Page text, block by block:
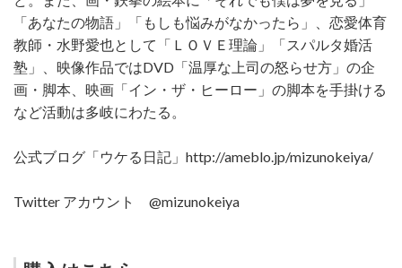
「あなたの物語」「もしも悩みがなかったら」、恋愛体育
教師・水野愛也として「ＬＯＶＥ理論」「スパルタ婚活
塾」、映像作品ではDVD「温厚な上司の怒らせ方」の企
画・脚本、映画「イン・ザ・ヒーロー」の脚本を手掛ける
など活動は多岐にわたる。
公式ブログ「ウケる日記」http://ameblo.jp/mizunokeiya/
Twitter アカウント @mizunokeiya